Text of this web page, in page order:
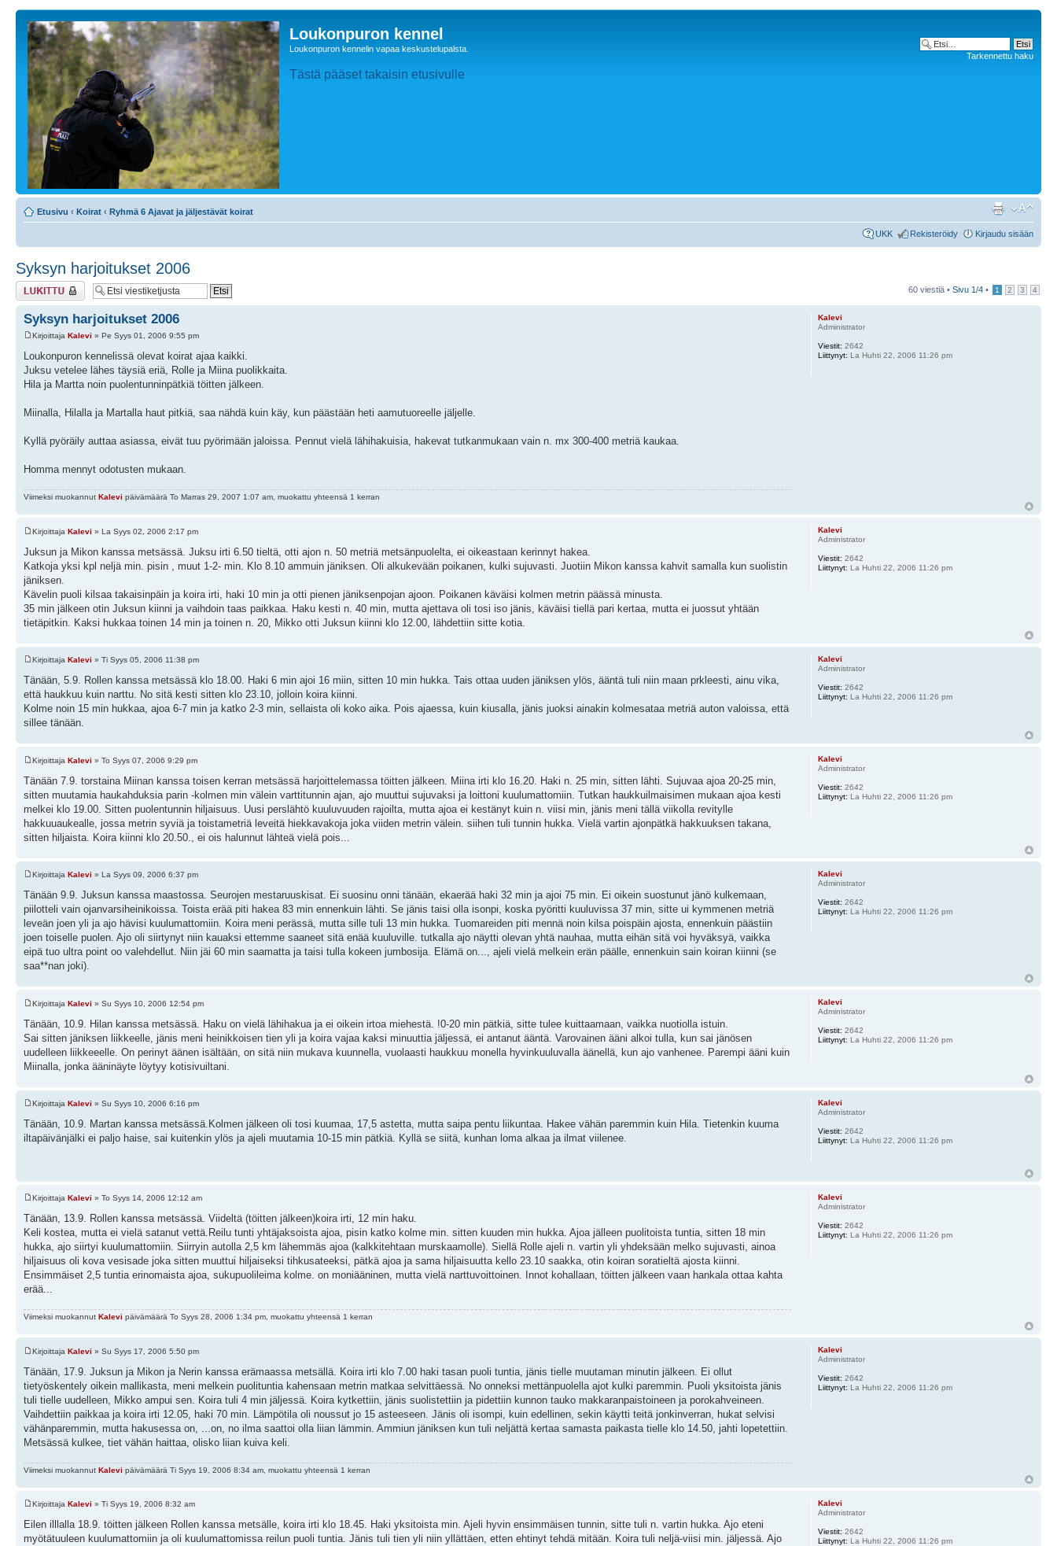
Loukonpuron kennel
Loukonpuron kennelin vapaa keskustelupalsta.
Tästä pääset takaisin etusivulle
Tarkennettu haku
Etusivu ‹ Koirat ‹ Ryhmä 6 Ajavat ja jäljestävät koirat
UKK Rekisteröidy Kirjaudu sisään
Syksyn harjoitukset 2006
Viestiketju on
lukittu
60 viestiä • Sivu 1/4 • 1 2 3 4
Syksyn harjoitukset 2006
Kirjoittaja Kalevi » Pe Syys 01, 2006 9:55 pm
Loukonpuron kennelissä olevat koirat ajaa kaikki.
Juksu vetelee lähes täysiä eriä, Rolle ja Miina puolikkaita.
Hila ja Martta noin puolentunninpätkiä töitten jälkeen.
Miinalla, Hilalla ja Martalla haut pitkiä, saa nähdä kuin käy, kun päästään heti aamutuoreelle jäljelle.
Kyllä pyöräily auttaa asiassa, eivät tuu pyörimään jaloissa. Pennut vielä lähihakuisia, hakevat tutkanmukaan vain n. mx 300-400 metriä kaukaa.
Homma mennyt odotusten mukaan.
Viimeksi muokannut Kalevi päivämäärä To Marras 29, 2007 1:07 am, muokattu yhteensä 1 kerran
Kalevi
Administrator
Viestit: 2642
Liittynyt: La Huhti 22, 2006 11:26 pm
Kirjoittaja Kalevi » La Syys 02, 2006 2:17 pm
Juksun ja Mikon kanssa metsässä. Juksu irti 6.50 tieltä, otti ajon n. 50 metriä metsänpuolelta, ei oikeastaan kerinnyt hakea.
Katkoja yksi kpl neljä min. pisin , muut 1-2- min. Klo 8.10 ammuin jäniksen. Oli alkukevään poikanen, kulki sujuvasti. Juotiin Mikon kanssa kahvit samalla kun suolistin
jäniksen.
Kävelin puoli kilsaa takaisinpäin ja koira irti, haki 10 min ja otti pienen jäniksenpojan ajoon. Poikanen käväisi kolmen metrin päässä minusta.
35 min jälkeen otin Juksun kiinni ja vaihdoin taas paikkaa. Haku kesti n. 40 min, mutta ajettava oli tosi iso jänis, käväisi tiellä pari kertaa, mutta ei juossut yhtään
tietäpitkin. Kaksi hukkaa toinen 14 min ja toinen n. 20, Mikko otti Juksun kiinni klo 12.00, lähdettiin sitte kotia.
Kalevi
Administrator
Viestit: 2642
Liittynyt: La Huhti 22, 2006 11:26 pm
Kirjoittaja Kalevi » Ti Syys 05, 2006 11:38 pm
Tänään, 5.9. Rollen kanssa metsässä klo 18.00. Haki 6 min ajoi 16 miin, sitten 10 min hukka. Tais ottaa uuden jäniksen ylös, ääntä tuli niin maan prkleesti, ainu vika,
että haukkuu kuin narttu. No sitä kesti sitten klo 23.10, jolloin koira kiinni.
Kolme noin 15 min hukkaa, ajoa 6-7 min ja katko 2-3 min, sellaista oli koko aika. Pois ajaessa, kuin kiusalla, jänis juoksi ainakin kolmesataa metriä auton valoissa, että
sillee tänään.
Kalevi
Administrator
Viestit: 2642
Liittynyt: La Huhti 22, 2006 11:26 pm
Kirjoittaja Kalevi » To Syys 07, 2006 9:29 pm
Tänään 7.9. torstaina Miinan kanssa toisen kerran metsässä harjoittelemassa töitten jälkeen. Miina irti klo 16.20. Haki n. 25 min, sitten lähti. Sujuvaa ajoa 20-25 min,
sitten muutamia haukahduksia parin -kolmen min välein varttitunnin ajan, ajo muuttui sujuvaksi ja loittoni kuulumattomiin. Tutkan haukkuilmaisimen mukaan ajoa kesti
melkei klo 19.00. Sitten puolentunnin hiljaisuus. Uusi perslähtö kuuluvuuden rajoilta, mutta ajoa ei kestänyt kuin n. viisi min, jänis meni tällä viikolla revitylle
hakkuuaukealle, jossa metrin syviä ja toistametriä leveitä hiekkavakoja joka viiden metrin välein. siihen tuli tunnin hukka. Vielä vartin ajonpätkä hakkuuksen takana,
sitten hiljaista. Koira kiinni klo 20.50., ei ois halunnut lähteä vielä pois...
Kalevi
Administrator
Viestit: 2642
Liittynyt: La Huhti 22, 2006 11:26 pm
Kirjoittaja Kalevi » La Syys 09, 2006 6:37 pm
Tänään 9.9. Juksun kanssa maastossa. Seurojen mestaruuskisat. Ei suosinu onni tänään, ekaerää haki 32 min ja ajoi 75 min. Ei oikein suostunut jänö kulkemaan,
piilotteli vain ojanvarsiheinikoissa. Toista erää piti hakea 83 min ennenkuin lähti. Se jänis taisi olla isonpi, koska pyöritti kuuluvissa 37 min, sitte ui kymmenen metriä
leveän joen yli ja ajo hävisi kuulumattomiin. Koira meni perässä, mutta sille tuli 13 min hukka. Tuomareiden piti mennä noin kilsa poispäin ajosta, ennenkuin päästiin
joen toiselle puolen. Ajo oli siirtynyt niin kauaksi ettemme saaneet sitä enää kuuluville. tutkalla ajo näytti olevan yhtä nauhaa, mutta eihän sitä voi hyväksyä, vaikka
eipä tuo ultra point oo valehdellut. Niin jäi 60 min saamatta ja taisi tulla kokeen jumbosija. Elämä on..., ajeli vielä melkein erän päälle, ennenkuin sain koiran kiinni (se
saa**nan joki).
Kalevi
Administrator
Viestit: 2642
Liittynyt: La Huhti 22, 2006 11:26 pm
Kirjoittaja Kalevi » Su Syys 10, 2006 12:54 pm
Tänään, 10.9. Hilan kanssa metsässä. Haku on vielä lähihakua ja ei oikein irtoa miehestä. !0-20 min pätkiä, sitte tulee kuittaamaan, vaikka nuotiolla istuin.
Sai sitten jäniksen liikkeelle, jänis meni heinikkoisen tien yli ja koira vajaa kaksi minuuttia jäljessä, ei antanut ääntä. Varovainen ääni alkoi tulla, kun sai jänösen
uudelleen liikkeeelle. On perinyt äänen isältään, on sitä niin mukava kuunnella, vuolaasti haukkuu monella hyvinkuuluvalla äänellä, kun ajo vanhenee. Parempi ääni kuin
Miinalla, jonka ääninäyte löytyy kotisivuiltani.
Kalevi
Administrator
Viestit: 2642
Liittynyt: La Huhti 22, 2006 11:26 pm
Kirjoittaja Kalevi » Su Syys 10, 2006 6:16 pm
Tänään, 10.9. Martan kanssa metsässä.Kolmen jälkeen oli tosi kuumaa, 17,5 astetta, mutta saipa pentu liikuntaa. Hakee vähän paremmin kuin Hila. Tietenkin kuuma
iltapäivänjälki ei paljo haise, sai kuitenkin ylös ja ajeli muutamia 10-15 min pätkiä. Kyllä se siitä, kunhan loma alkaa ja ilmat viilenee.
Kalevi
Administrator
Viestit: 2642
Liittynyt: La Huhti 22, 2006 11:26 pm
Kirjoittaja Kalevi » To Syys 14, 2006 12:12 am
Tänään, 13.9. Rollen kanssa metsässä. Viideltä (töitten jälkeen)koira irti, 12 min haku.
Keli kostea, mutta ei vielä satanut vettä.Reilu tunti yhtäjaksoista ajoa, pisin katko kolme min. sitten kuuden min hukka. Ajoa jälleen puolitoista tuntia, sitten 18 min
hukka, ajo siirtyi kuulumattomiin. Siirryin autolla 2,5 km lähemmäs ajoa (kalkkitehtaan murskaamolle). Siellä Rolle ajeli n. vartin yli yhdeksään melko sujuvasti, ainoa
hiljaisuus oli kova vesisade joka sitten muuttui hiljaiseksi tihkusateeksi, pätkä ajoa ja sama hiljaisuutta kello 23.10 saakka, otin koiran soratieltä ajosta kiinni.
Ensimmäiset 2,5 tuntia erinomaista ajoa, sukupuolileima kolme. on moniääninen, mutta vielä narttuvoittoinen. Innot kohallaan, töitten jälkeen vaan hankala ottaa kahta
erää...
Viimeksi muokannut Kalevi päivämäärä To Syys 28, 2006 1:34 pm, muokattu yhteensä 1 kerran
Kalevi
Administrator
Viestit: 2642
Liittynyt: La Huhti 22, 2006 11:26 pm
Kirjoittaja Kalevi » Su Syys 17, 2006 5:50 pm
Tänään, 17.9. Juksun ja Mikon ja Nerin kanssa erämaassa metsällä. Koira irti klo 7.00 haki tasan puoli tuntia, jänis tielle muutaman minutin jälkeen. Ei ollut
tietyöskentely oikein mallikasta, meni melkein puolituntia kahensaan metrin matkaa selvittäessä. No onneksi mettänpuolella ajot kulki paremmin. Puoli yksitoista jänis
tuli tielle uudelleen, Mikko ampui sen. Koira tuli 4 min jäljessä. Koira kytkettiin, jänis suolistettiin ja pidettiin kunnon tauko makkaranpaistoineen ja porokahveineen.
Vaihdettiin paikkaa ja koira irti 12.05, haki 70 min. Lämpötila oli noussut jo 15 asteeseen. Jänis oli isompi, kuin edellinen, sekin käytti teitä jonkinverran, hukat selvisi
vähänparemmin, mutta hakusessa on, ...on, no ilma saattoi olla liian lämmin. Ammiun jäniksen kun tuli neljättä kertaa samasta paikasta tielle klo 14.50, jahti lopetettiin.
Metsässä kulkee, tiet vähän haittaa, olisko liian kuiva keli.
Viimeksi muokannut Kalevi päivämäärä Ti Syys 19, 2006 8:34 am, muokattu yhteensä 1 kerran
Kalevi
Administrator
Viestit: 2642
Liittynyt: La Huhti 22, 2006 11:26 pm
Kirjoittaja Kalevi » Ti Syys 19, 2006 8:32 am
Eilen illlalla 18.9. töitten jälkeen Rollen kanssa metsälle, koira irti klo 18.45. Haki yksitoista min. Ajeli hyvin ensimmäisen tunnin, sitte tuli n. vartin hukka. Ajo eteni
myötätuuleen kuulumattomiin ja oli kuulumattomissa reilun puoli tuntia. Jänis tuli tien yli niin yllättäen, etten ehtinyt tehdä mitään. Koira tuli neljä-viisi min. jäljessä. Ajo
Kalevi
Administrator
Viestit: 2642
Liittynyt: La Huhti 22, 2006 11:26 pm